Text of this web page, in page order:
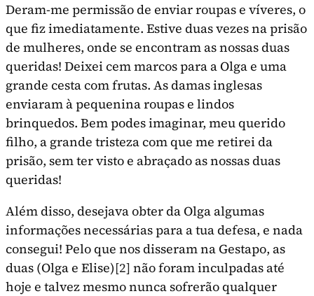
Deram-me permissão de enviar roupas e víveres, o
que fiz imediatamente. Estive duas vezes na prisão
de mulheres, onde se encontram as nossas duas
queridas! Deixei cem marcos para a Olga e uma
grande cesta com frutas. As damas inglesas
enviaram à pequenina roupas e lindos
brinquedos. Bem podes imaginar, meu querido
filho, a grande tristeza com que me retirei da
prisão, sem ter visto e abraçado as nossas duas
queridas!
Além disso, desejava obter da Olga algumas
informações necessárias para a tua defesa, e nada
consegui! Pelo que nos disseram na Gestapo, as
duas (Olga e Elise)[2] não foram inculpadas até
hoje e talvez mesmo nunca sofrerão qualquer